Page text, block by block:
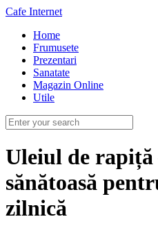
Cafe Internet
Home
Frumusete
Prezentari
Sanatate
Magazin Online
Utile
Uleiul de rapiță
sănătoasă
zilnică